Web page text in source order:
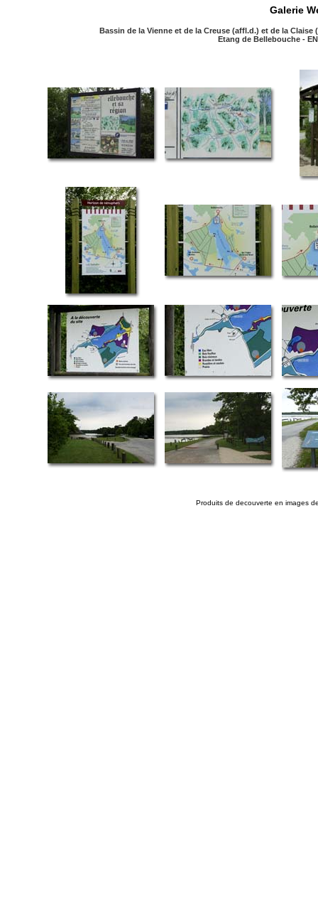
Galerie
Bassin de la Vienne et de la Creuse (affl.d.) et de la
Etang de Bellebouche -
Produits de decouverte en images